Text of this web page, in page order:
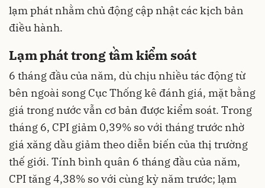
lạm phát nhằm chủ động cập nhật các kịch bản
điều hành.
Lạm phát trong tầm kiểm soát
6 tháng đầu của năm, dù chịu nhiều tác động từ
bên ngoài song Cục Thống kê đánh giá, mặt bằng
giá trong nước vẫn cơ bản được kiểm soát. Trong
tháng 6, CPI giảm 0,39% so với tháng trước nhờ
giá xăng dầu giảm theo diễn biến của thị trường
thế giới. Tính bình quân 6 tháng đầu của năm,
CPI tăng 4,38% so với cùng kỳ năm trước; lạm